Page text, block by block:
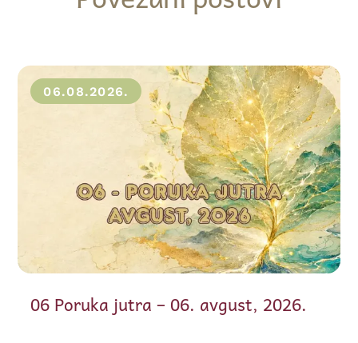
06.08.2026.
06 Poruka jutra – 06. avgust, 2026.